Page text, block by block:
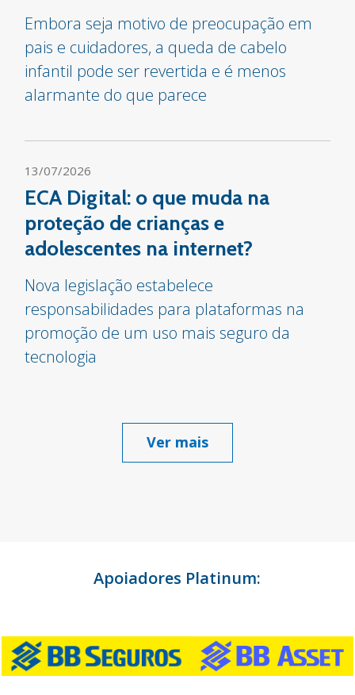
Embora seja motivo de preocupação em
pais e cuidadores, a queda de cabelo
infantil pode ser revertida e é menos
alarmante do que parece
13/07/2026
ECA Digital: o que muda na
proteção de crianças e
adolescentes na internet?
Nova legislação estabelece
responsabilidades para plataformas na
promoção de um uso mais seguro da
tecnologia
Ver mais
Apoiadores Platinum: